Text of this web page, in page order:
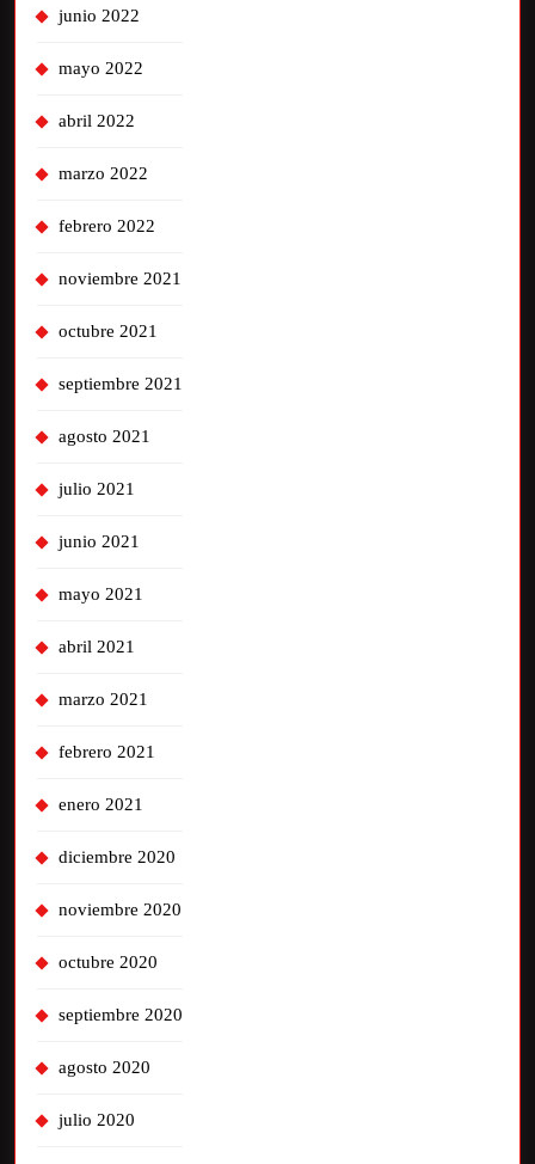
junio 2022
mayo 2022
abril 2022
marzo 2022
febrero 2022
noviembre 2021
octubre 2021
septiembre 2021
agosto 2021
julio 2021
junio 2021
mayo 2021
abril 2021
marzo 2021
febrero 2021
enero 2021
diciembre 2020
noviembre 2020
octubre 2020
septiembre 2020
agosto 2020
julio 2020